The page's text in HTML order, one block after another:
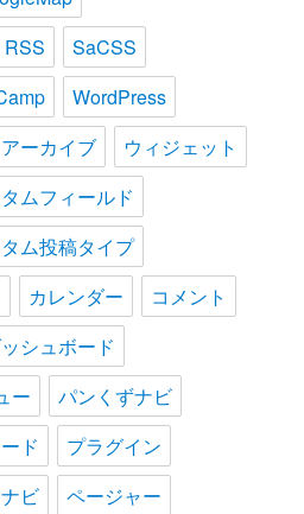
RSS
SaCSS
WordPress
アーカイブ
ウィジェット
ムフィールド
ム投稿タイプ
カレンダー
コメント
シュボード
ー
パンくずナビ
ド
プラグイン
ビ ページャー